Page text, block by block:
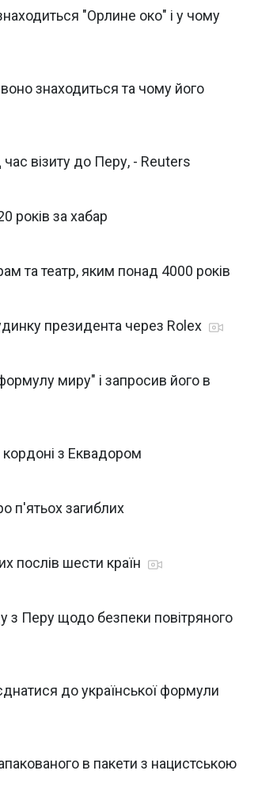
"Орлине око" і у чому
знаходиться та чому його
час візиту до Перу, - Reuters
років за хабар
та театр, яким понад 4000 років
президента через Rolex
миру" і запросив його в
з Еквадором
п'ятьох загиблих
послів шести країн
з Перу щодо безпеки повітряного
до української формули
в пакети з нацистською